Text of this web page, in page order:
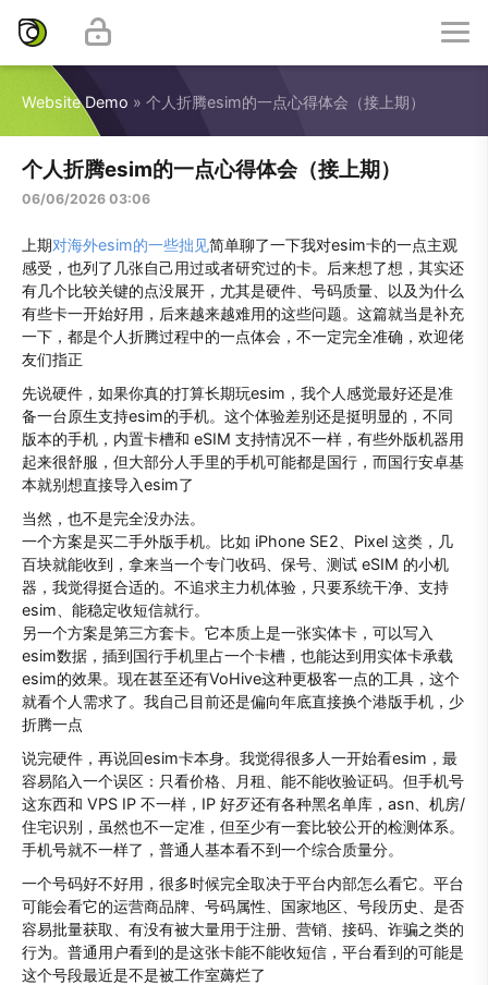
Website Demo » 个人折腾esim的一点心得体会（接上期）
个人折腾esim的一点心得体会（接上期）
06/06/2026 03:06
上期对海外esim的一些拙见简单聊了一下我对esim卡的一点主观
感受，也列了几张自己用过或者研究过的卡。后来想了想，其实还
有几个比较关键的点没展开，尤其是硬件、号码质量、以及为什么
有些卡一开始好用，后来越来越难用的这些问题。这篇就当是补充
一下，都是个人折腾过程中的一点体会，不一定完全准确，欢迎佬
友们指正
先说硬件，如果你真的打算长期玩esim，我个人感觉最好还是准
备一台原生支持esim的手机。这个体验差别还是挺明显的，不同
版本的手机，内置卡槽和 eSIM 支持情况不一样，有些外版机器用
起来很舒服，但大部分人手里的手机可能都是国行，而国行安卓基
本就别想直接导入esim了
当然，也不是完全没办法。
一个方案是买二手外版手机。比如 iPhone SE2、Pixel 这类，几
百块就能收到，拿来当一个专门收码、保号、测试 eSIM 的小机
器，我觉得挺合适的。不追求主力机体验，只要系统干净、支持
esim、能稳定收短信就行。
另一个方案是第三方套卡。它本质上是一张实体卡，可以写入
esim数据，插到国行手机里占一个卡槽，也能达到用实体卡承载
esim的效果。现在甚至还有VoHive这种更极客一点的工具，这个
就看个人需求了。我自己目前还是偏向年底直接换个港版手机，少
折腾一点
说完硬件，再说回esim卡本身。我觉得很多人一开始看esim，最
容易陷入一个误区：只看价格、月租、能不能收验证码。但手机号
这东西和 VPS IP 不一样，IP 好歹还有各种黑名单库，asn、机房/
住宅识别，虽然也不一定准，但至少有一套比较公开的检测体系。
手机号就不一样了，普通人基本看不到一个综合质量分。
一个号码好不好用，很多时候完全取决于平台内部怎么看它。平台
可能会看它的运营商品牌、号码属性、国家地区、号段历史、是否
容易批量获取、有没有被大量用于注册、营销、接码、诈骗之类的
行为。普通用户看到的是这张卡能不能收短信，平台看到的可能是
这个号段最近是不是被工作室薅烂了